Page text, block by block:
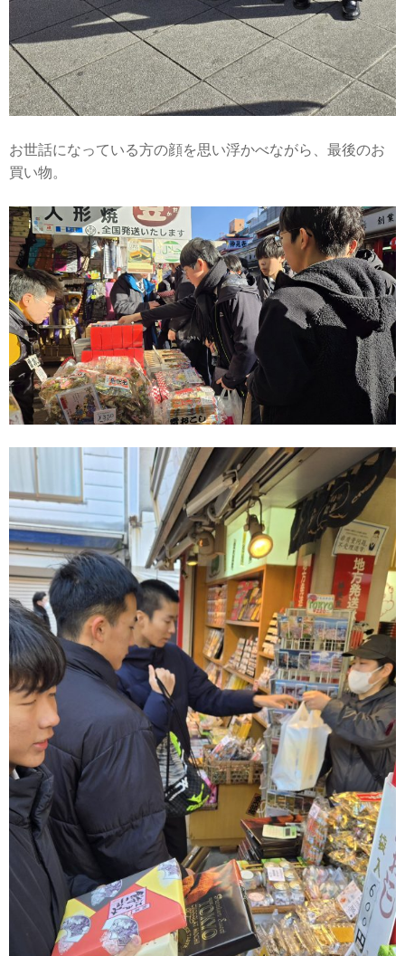
お世話になっている方の顔を思い浮かべながら、最後のお
買い物。